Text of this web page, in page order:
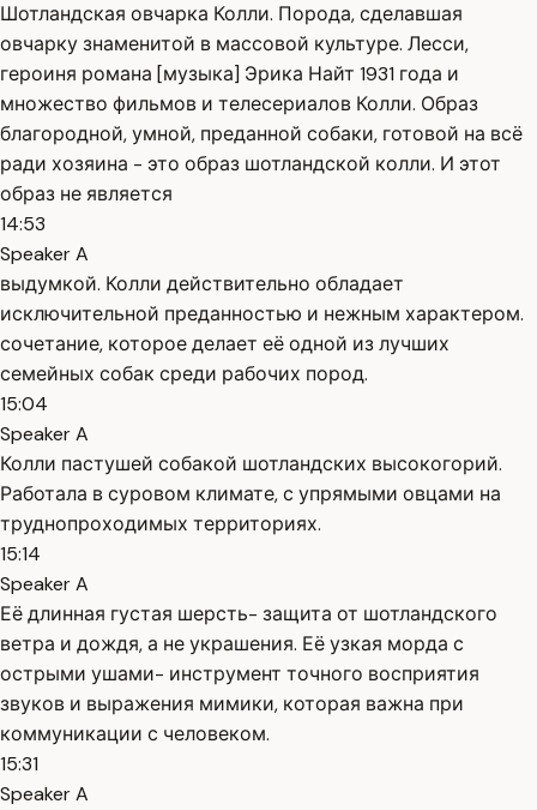
Шотландская овчарка Колли. Порода, сделавшая
овчарку знаменитой в массовой культуре. Лесси,
героиня романа [музыка] Эрика Найт 1931 года и
множество фильмов и телесериалов Колли. Образ
благородной, умной, преданной собаки, готовой на всё
ради хозяина - это образ шотландской колли. И этот
образ не является
14:53
Speaker A
выдумкой. Колли действительно обладает
исключительной преданностью и нежным характером.
сочетание, которое делает её одной из лучших
семейных собак среди рабочих пород.
15:04
Speaker A
Колли пастушей собакой шотландских высокогорий.
Работала в суровом климате, с упрямыми овцами на
труднопроходимых территориях.
15:14
Speaker A
Её длинная густая шерсть- защита от шотландского
ветра и дождя, а не украшения. Её узкая морда с
острыми ушами- инструмент точного восприятия
звуков и выражения мимики, которая важна при
коммуникации с человеком.
15:31
Speaker A